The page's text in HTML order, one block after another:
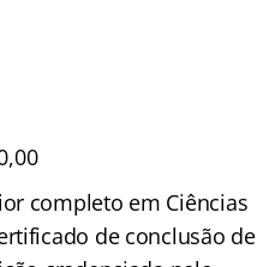
completo em Ciências
de conclusão de